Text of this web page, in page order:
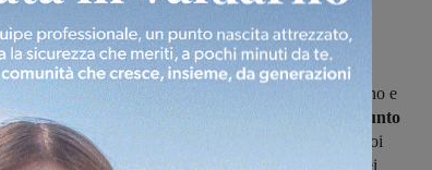
per la Sangiovannese è stata una settimana
societario ,ma con l'uscita di scena di Perpignano e
compagine societaria di gente del posto
si è fatto punto
se la nuova dirigenza dovrà trovare un accordo coi
circa i rimborsi arretrati da riscuotere che per quelli dei